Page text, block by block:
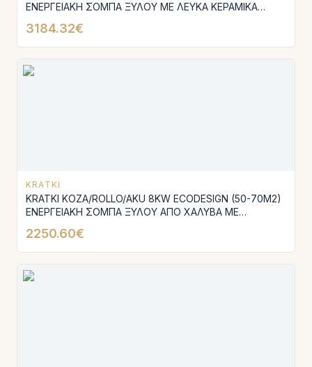
ΕΝΕΡΓΕΙΑΚΗ ΣΟΜΠΑ ΞΥΛΟΥ ΜΕ ΛΕΥΚΑ ΚΕΡΑΜΙΚΑ
3184.32€
KRATKI
KRATKI KOZA/ROLLO/AKU 8KW ECODESIGN (50-70M2)
ΕΝΕΡΓΕΙΑΚΗ ΣΟΜΠΑ ΞΥΛΟΥ ΑΠΟ ΧΑΛΥΒΑ ΜΕ
2250.60€